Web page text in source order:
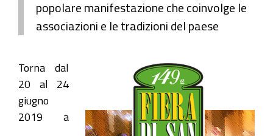
popolare manifestazione che coinvolge le
associazioni e le tradizioni del paese
Torna dal
20 al 24
giugno
2019 a